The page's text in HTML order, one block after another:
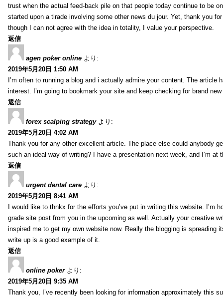
trust when the actual feed-back pile on that people today continue to be
started upon a tirade involving some other news du jour. Yet, thank you
though I can not agree with the idea in totality, I value your perspective.
返信
agen poker online より:
2019年5月20日 1:50 AM
I’m often to running a blog and i actually admire your content. The article
interest. I’m going to bookmark your site and keep checking for brand
返信
forex scalping strategy より:
2019年5月20日 4:02 AM
Thank you for any other excellent article. The place else could anybody
such an ideal way of writing? I have a presentation next week, and I’m at
返信
urgent dental care より:
2019年5月20日 8:41 AM
I would like to thnkx for the efforts you’ve put in writing this website. I’m
grade site post from you in the upcoming as well. Actually your creative
inspired me to get my own website now. Really the blogging is spreading
write up is a good example of it.
返信
online poker より:
2019年5月20日 9:35 AM
Thank you, I’ve recently been looking for information approximately this